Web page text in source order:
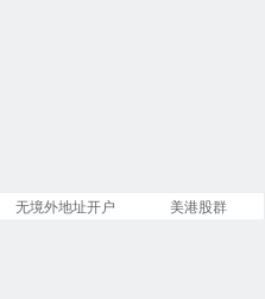
无境外地址开户 美港股群